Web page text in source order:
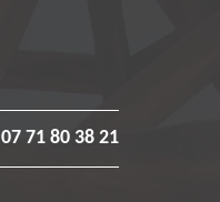
07 71 80 38 21